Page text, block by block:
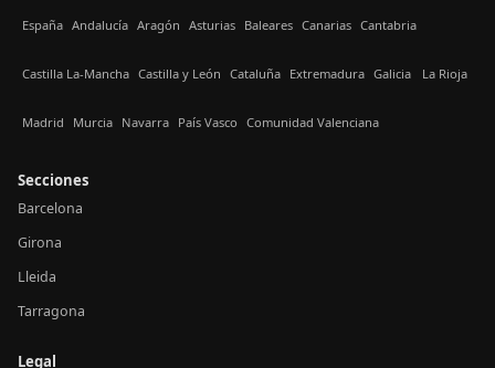
España Andalucía Aragón Asturias Baleares Canarias Cantabria
Castilla La-Mancha Castilla y León Cataluña Extremadura Galicia La Rioja
Madrid Murcia Navarra País Vasco Comunidad Valenciana
Secciones
Barcelona
Girona
Lleida
Tarragona
Legal